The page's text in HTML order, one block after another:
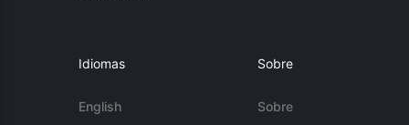
Idiomas
English
Sobre
Sobre